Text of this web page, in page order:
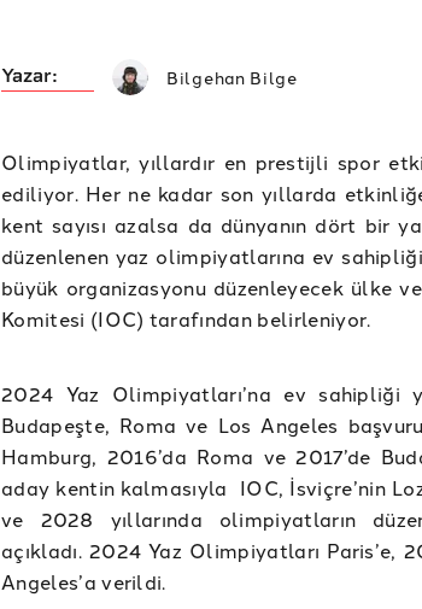
Yazar: Bilgehan Bilge
Olimpiyatlar, yıllardır en prestijli spor
ediliyor. Her ne kadar son yıllarda
kent sayısı azalsa da dünyanın dört bir
düzenlenen yaz olimpiyatlarına ev
büyük organizasyonu düzenleyecek ülke
Komitesi (IOC) tarafından belirleniyor.
2024 Yaz Olimpiyatları’na ev sahipliği
Budapeşte, Roma ve Los Angeles
Hamburg, 2016’da Roma ve 2017’de
aday kentin kalmasıyla IOC, İsviçre’nin
ve 2028 yıllarında olimpiyatların
açıkladı. 2024 Yaz Olimpiyatları Paris’e,
Angeles’a verildi.